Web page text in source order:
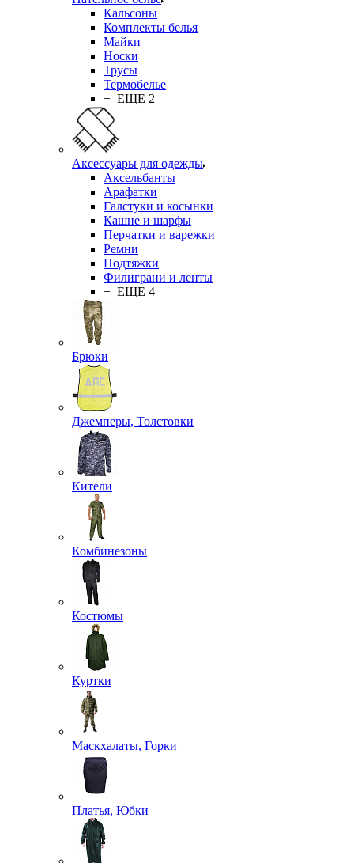
Кальсоны
Комплекты белья
Майки
Носки
Трусы
Термобелье
+ ЕЩЕ 2
Аксессуары для одежды
Аксельбанты
Арафатки
Галстуки и косынки
Кашне и шарфы
Перчатки и варежки
Ремни
Подтяжки
Филиграни и ленты
+ ЕЩЕ 4
Брюки
Джемперы, Толстовки
Кители
Комбинезоны
Костюмы
Куртки
Маскхалаты, Горки
Платья, Юбки